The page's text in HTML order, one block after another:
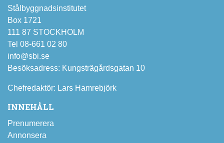
Stålbyggnadsinstitutet
Box 1721
111 87 STOCKHOLM
Tel 08-661 02 80
info@sbi.se
Besöksadress: Kungsträgårdsgatan 10
Chefredaktör: Lars Hamrebjörk
INNEHÅLL
Prenumerera
Annonsera